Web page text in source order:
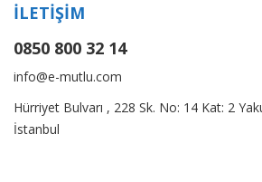
İLETİŞİM
0850 800 32 14
info@e-mutlu.com
Hürriyet Bulvarı , 228 Sk. No: 14 Kat: 2
İstanbul